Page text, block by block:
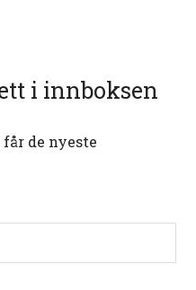
i innboksen
de nyeste